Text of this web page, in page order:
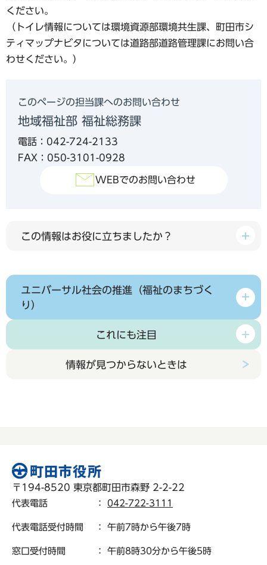
ください。
（トイレ情報については環境資源部環境共生課、町田市シ
ティマップナビタについては道路部道路管理課にお問い合
わせください。）
このページの担当課へのお問い合わせ
地域福祉部 福祉総務課
電話：042-724-2133
FAX：050-3101-0928
WEBでのお問い合わせ
この情報はお役に立ちましたか？
ユニバーサル社会の推進（福祉のまちづく
り）
これにも注目
情報が見つからないときは
〒194-8520 東京都町田市森野 2-2-22
代表電話 ： 042-722-3111
代表電話受付時間 ： 午前7時から午後7時
窓口受付時間 ： 午前8時30分から午後5時